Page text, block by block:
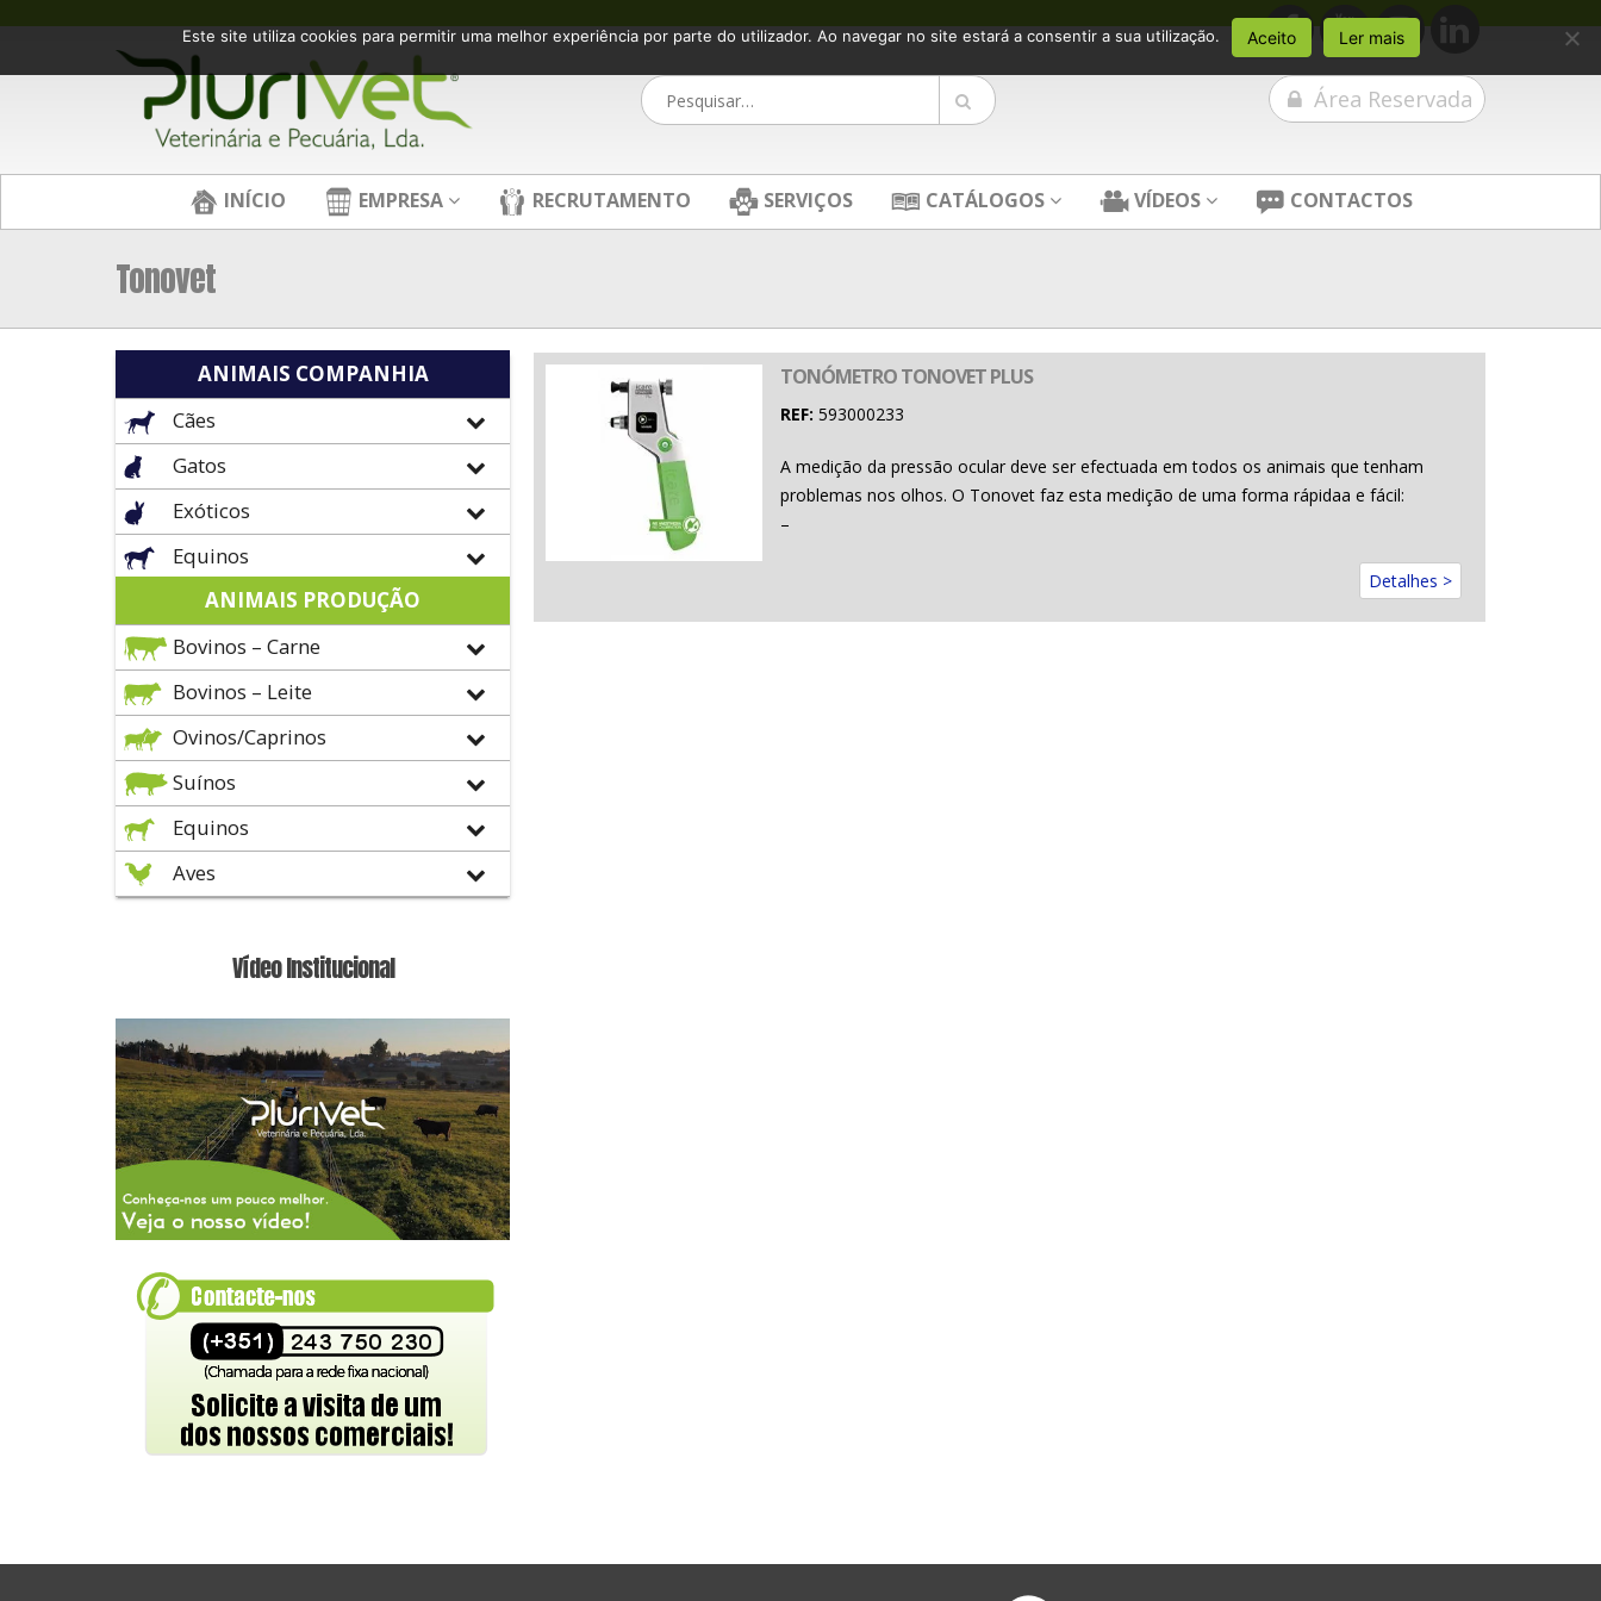
Área Reservada
INÍCIO EMPRESA RECRUTAMENTO SERVIÇOS CATÁLOGOS VÍDEOS CONTACTOS
Tonovet
TONÓMETRO TONOVET PLUS
REF: 593000233
A medição da pressão ocular deve ser efectuada em todos os animais que tenham
problemas nos olhos. O Tonovet faz esta medição de uma forma rápidaa e fácil:
–
Detalhes >
ANIMAIS COMPANHIA
Cães
Gatos
Exóticos
Equinos
ANIMAIS PRODUÇÃO
Bovinos – Carne
Bovinos – Leite
Ovinos/Caprinos
Suínos
Equinos
Aves
Vídeo Institucional
Este site utiliza cookies para permitir uma melhor experiência por parte do utilizador. Ao navegar no site estará a consentir a sua utilização. Aceito Ler mais